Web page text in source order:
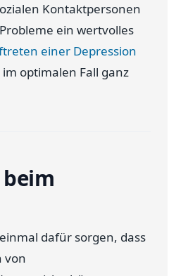
Kontaktpersonen
ein wertvolles
einer Depression
optimalen Fall ganz
dafür sorgen, dass
von